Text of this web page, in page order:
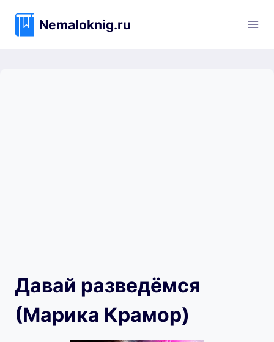
содержимому
Nemaloknig.ru
Давай разведёмся
(Марика Крамор)